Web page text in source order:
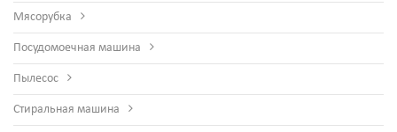
Мясорубка
Посудомоечная машина
Пылесос
Стиральная машина